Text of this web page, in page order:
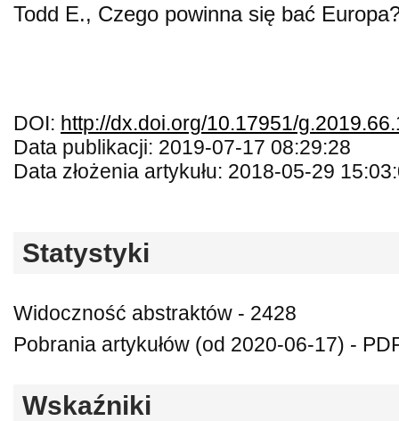
Todd E., Czego powinna się bać
DOI: http://dx.doi.org/10.17951/
Data publikacji: 2019-07-17 08:29:28
Data złożenia artykułu: 2018-05-29
Statystyki
Widoczność abstraktów - 2428
Pobrania artykułów (od 2020-06-17) -
Wskaźniki